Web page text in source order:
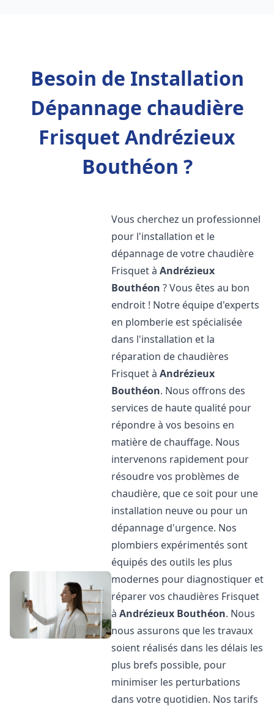
Besoin de Installation
Dépannage chaudière
Frisquet Andrézieux
Bouthéon ?
Vous cherchez un professionnel
pour l'installation et le
dépannage de votre chaudière
Frisquet àAndrézieux
Bouthéon ? Vous êtes au bon
endroit ! Notre équipe d'experts
en plomberie est spécialisée
dans l'installation et la
réparation de chaudières
Frisquet àAndrézieux
Bouthéon. Nous offrons des
services de haute qualité pour
répondre à vos besoins en
matière de chauffage. Nous
intervenons rapidement pour
résoudre vos problèmes de
chaudière, que ce soit pour une
installation neuve ou pour un
dépannage d'urgence. Nos
plombiers expérimentés sont
équipés des outils les plus
modernes pour diagnostiquer et
réparer vos chaudières Frisquet
àAndrézieux Bouthéon. Nous
nous assurons que les travaux
soient réalisés dans les délais les
plus brefs possible, pour
minimiser les perturbations
dans votre quotidien. Nos tarifs